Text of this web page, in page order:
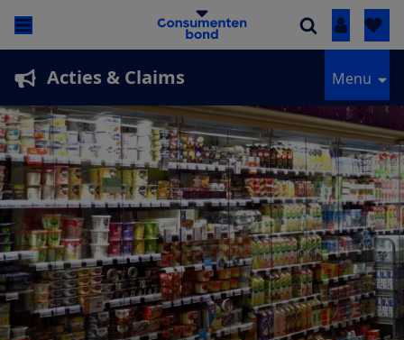
Inloggen
Acties & Claims Menu